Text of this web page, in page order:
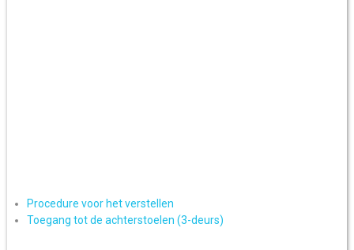
Procedure voor het verstellen
Toegang tot de achterstoelen (3-deurs)